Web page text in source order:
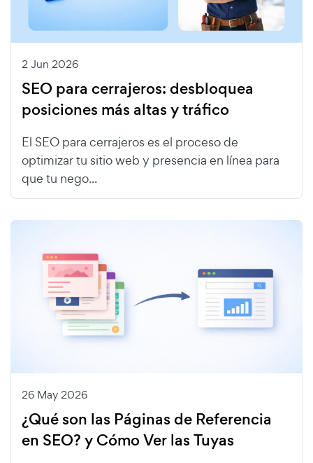
2 Jun 2026
SEO para cerrajeros: desbloquea
posiciones más altas y tráfico
El SEO para cerrajeros es el proceso de
optimizar tu sitio web y presencia en línea para
que tu nego...
26 May 2026
¿Qué son las Páginas de Referencia
en SEO? y Cómo Ver las Tuyas